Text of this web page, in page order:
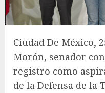
Ciudad De México,
Morón, senador
registro como
de la Defensa de la